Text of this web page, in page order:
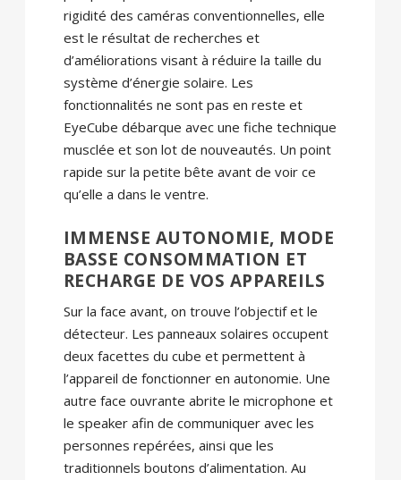
rigidité des caméras conventionnelles, elle
est le résultat de recherches et
d’améliorations visant à réduire la taille du
système d’énergie solaire. Les
fonctionnalités ne sont pas en reste et
EyeCube débarque avec une fiche technique
musclée et son lot de nouveautés. Un point
rapide sur la petite bête avant de voir ce
qu’elle a dans le ventre.
IMMENSE AUTONOMIE, MODE
BASSE CONSOMMATION ET
RECHARGE DE VOS APPAREILS
Sur la face avant, on trouve l’objectif et le
détecteur. Les panneaux solaires occupent
deux facettes du cube et permettent à
l’appareil de fonctionner en autonomie. Une
autre face ouvrante abrite le microphone et
le speaker afin de communiquer avec les
personnes repérées, ainsi que les
traditionnels boutons d’alimentation. Au